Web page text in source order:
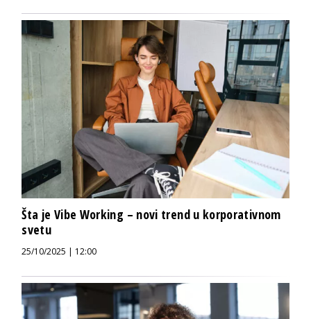
Šta je Vibe Working – novi trend u korporativnom
svetu
25/10/2025 | 12:00